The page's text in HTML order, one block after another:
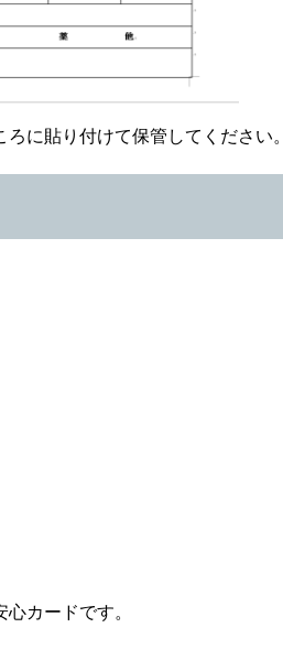
に貼り付けて保管してください。
カードです。